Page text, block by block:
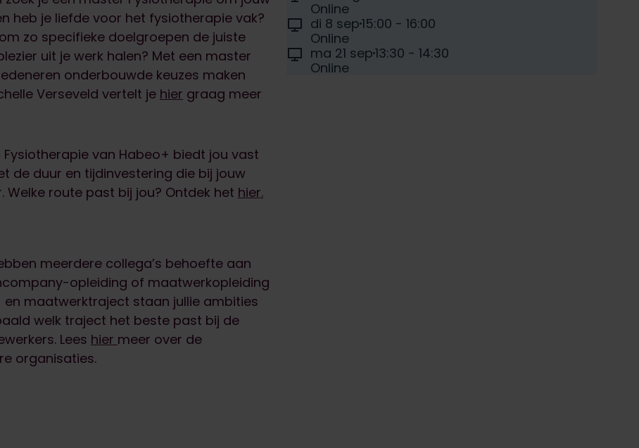
heb je liefde voor het fysiotherapie vak?
zo specifieke doelgroepen de juiste
uit je werk halen? Met een master
onderbouwde keuzes maken
Verseveld vertelt je hier graag meer
van Habeo+ biedt jou vast
de duur en tijdinvestering die bij jouw
Welke route past bij jou? Ontdek het hier.
meerdere collega’s behoefte aan
opleiding of maatwerkopleiding
maatwerktraject staan jullie ambities
welk traject het beste past bij de
Lees hier meer over de
organisaties.
Online
Datum:
di 8 sepTijd:
15:00 - 16:00
Locatie:
Online
Datum:
ma 21 sepTijd:
13:30 - 14:30
Locatie:
Online